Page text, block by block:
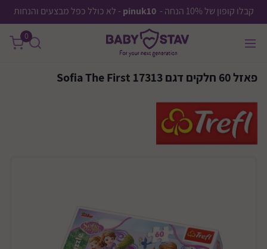
קבלו קופון של 10% הנחה - pinuk10 - לא כולל כפל מבצעים והנחות
0
פאזל 60 חלקים דגם Sofia The First 17313